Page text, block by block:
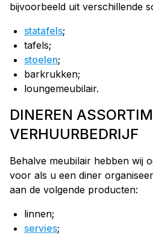
bijvoorbeeld uit verschillende
statafels;
tafels;
stoelen;
barkrukken;
loungemeubilair.
DINEREN
VERHUURBEDRIJF
Behalve meubilair hebben wij
voor als u een diner
aan de volgende producten:
linnen;
servies;